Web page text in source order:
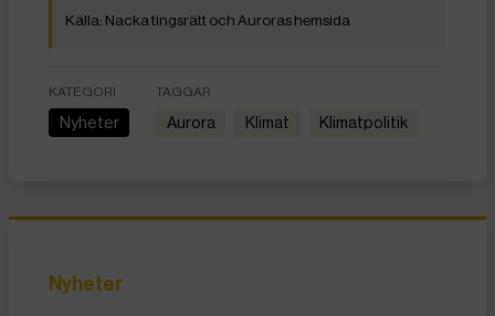
Nacka tingsrätt och Auroras hemsida
KATEGORI
Nyheter
TAGGAR
Aurora Klimat Klimatpolitik
Nyheter